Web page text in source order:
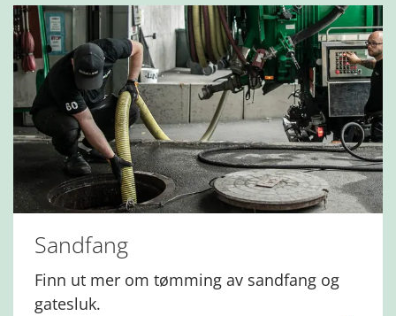
Sandfang
Finn ut mer om tømming av sandfang og
gatesluk.